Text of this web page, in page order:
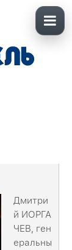
Дмитри
й ИОРГА
ЧЕВ, ген
еральны